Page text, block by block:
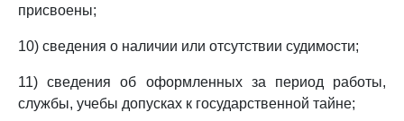
присвоены;
10) сведения о наличии или отсутствии судимости;
11) сведения об оформленных за период работы,
службы, учебы допусках к государственной тайне;